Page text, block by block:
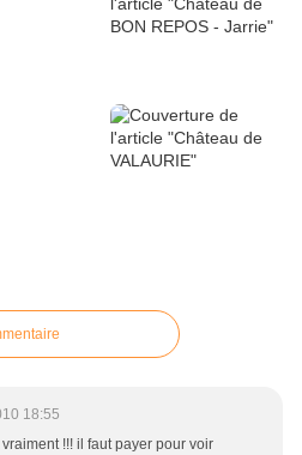
18:55
!!! il faut payer pour voir